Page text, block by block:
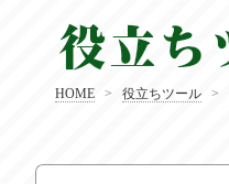
HOME > 役立ちツール >